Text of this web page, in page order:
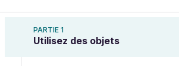
PARTIE 1
Utilisez des objets